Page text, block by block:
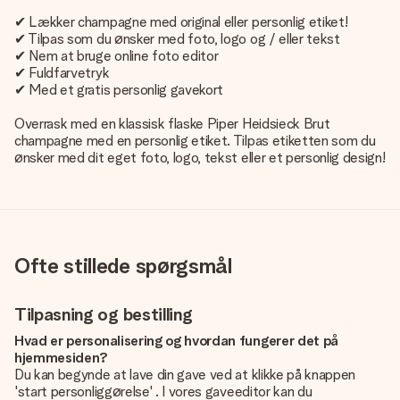
✔ Lækker champagne med original eller personlig etiket!
✔ Tilpas som du ønsker med foto, logo og / eller tekst
✔ Nem at bruge online foto editor
✔ Fuldfarvetryk
✔ Med et gratis personlig gavekort
Overrask med en klassisk flaske Piper Heidsieck Brut
champagne med en personlig etiket. Tilpas etiketten som du
ønsker med dit eget foto, logo, tekst eller et personlig design!
Ofte stillede spørgsmål
Tilpasning og bestilling
Hvad er personalisering og hvordan fungerer det på
hjemmesiden?
Du kan begynde at lave din gave ved at klikke på knappen
'start personliggørelse' . I vores gaveeditor kan du